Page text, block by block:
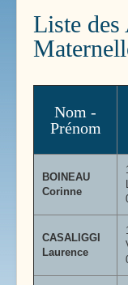
Liste des
Nom -
Prénom
BOINEAU
Corinne
CASALIGGI
Laurence